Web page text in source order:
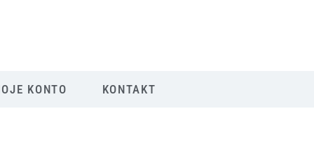
KONTO KONTAKT